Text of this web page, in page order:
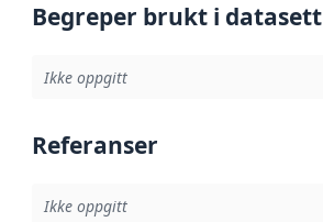
Begreper brukt i datasett
Ikke oppgitt
Referanser
Ikke oppgitt